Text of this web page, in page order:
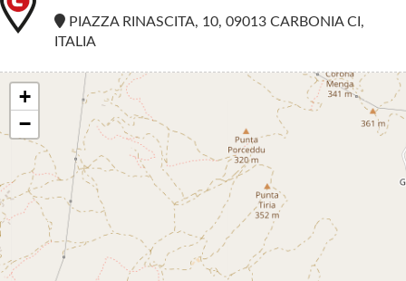
PIAZZA RINASCITA, 10, 09013 CARBONIA CI,
ITALIA
+
−